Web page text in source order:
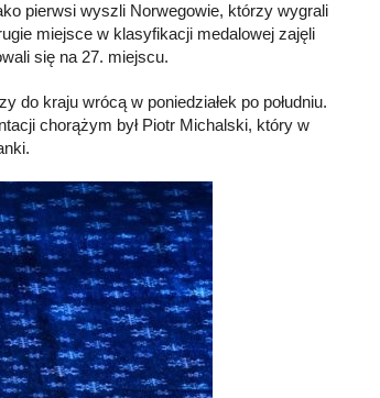
pierwsi wyszli Norwegowie, którzy wygrali
miejsce w klasyfikacji medalowej zajęli
się na 27. miejscu.
kraju wrócą w poniedziałek po południu.
chorążym był Piotr Michalski, który w